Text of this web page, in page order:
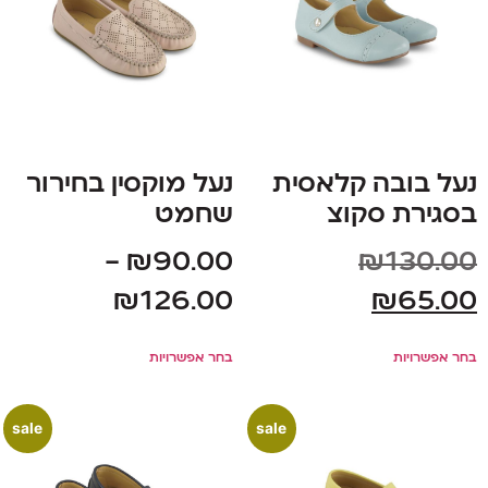
נעל בובה קלאסית
בסגירת סקוצ
₪130.00
₪65.00
בחר אפשרויות
נעל מוקסין בחירור
שחמט
₪90.00
–
₪126.00
בחר אפשרויות
sale
sale